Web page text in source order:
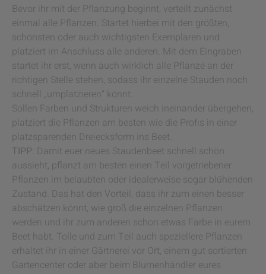
Bevor ihr mit der Pflanzung beginnt, verteilt zunächst
einmal alle Pflanzen. Startet hierbei mit den größten,
schönsten oder auch wichtigsten Exemplaren und
platziert im Anschluss alle anderen. Mit dem Eingraben
startet ihr erst, wenn auch wirklich alle Pflanze an der
richtigen Stelle stehen, sodass ihr einzelne Stauden noch
schnell „umplatzieren“ könnt.
Sollen Farben und Strukturen weich ineinander übergehen,
platziert die Pflanzen am besten wie die Profis in einer
platzsparenden Dreiecksform ins Beet.
TIPP: Damit euer neues Staudenbeet schnell schön
aussieht, pflanzt am besten einen Teil vorgetriebener
Pflanzen im belaubten oder idealerweise sogar blühenden
Zustand. Das hat den Vorteil, dass ihr zum einen besser
abschätzen könnt, wie groß die einzelnen Pflanzen
werden und ihr zum anderen schon etwas Farbe in eurem
Beet habt. Tolle und zum Teil auch speziellere Pflanzen
erhaltet ihr in einer Gärtnerei vor Ort, einem gut sortierten
Gartencenter oder aber beim Blumenhändler eures